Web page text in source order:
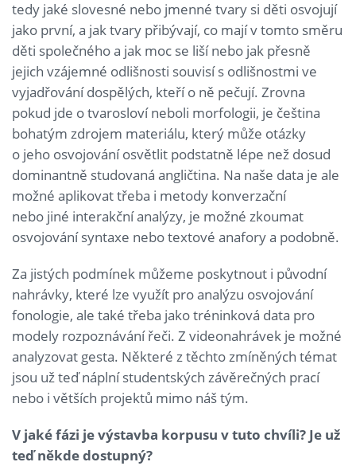
tedy jaké slovesné nebo jmenné tvary si děti osvojují
jako první, a jak tvary přibývají, co mají v tomto směru
děti společného a jak moc se liší nebo jak přesně
jejich vzájemné odlišnosti souvisí s odlišnostmi ve
vyjadřování dospělých, kteří o ně pečují. Zrovna
pokud jde o tvarosloví neboli morfologii, je čeština
bohatým zdrojem materiálu, který může otázky
o jeho osvojování osvětlit podstatně lépe než dosud
dominantně studovaná angličtina. Na naše data je ale
možné aplikovat třeba i metody konverzační
nebo jiné interakční analýzy, je možné zkoumat
osvojování syntaxe nebo textové anafory a podobně.
Za jistých podmínek můžeme poskytnout i původní
nahrávky, které lze využít pro analýzu osvojování
fonologie, ale také třeba jako tréninková data pro
modely rozpoznávání řeči. Z videonahrávek je možné
analyzovat gesta. Některé z těchto zmíněných témat
jsou už teď náplní studentských závěrečných prací
nebo i větších projektů mimo náš tým.
V jaké fázi je výstavba korpusu v tuto chvíli? Je už
teď někde dostupný?